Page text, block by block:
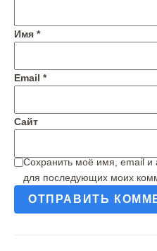
Имя *
Email *
Сайт
Сохранить моё имя, email и
для последующих моих